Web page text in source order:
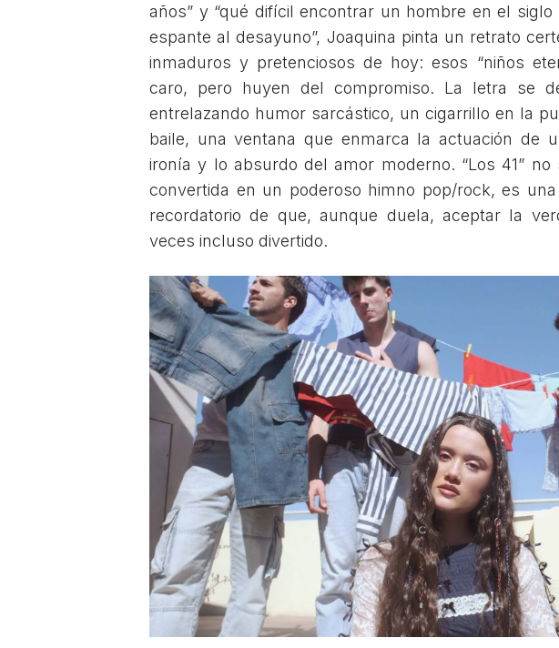
años” y “qué difícil encontrar un hombre en el
espante al desayuno”, Joaquina pinta un retrato
inmaduros y pretenciosos de hoy: esos “niños
caro, pero huyen del compromiso. La letra se
entrelazando humor sarcástico, un cigarrillo en la
baile, una ventana que enmarca la actuación de
ironía y lo absurdo del amor moderno. “Los 41”
convertida en un poderoso himno pop/rock, es
recordatorio de que, aunque duela, aceptar la
veces incluso divertido.